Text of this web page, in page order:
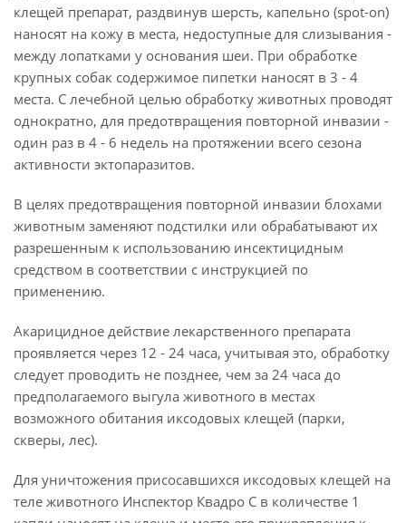
клещей препарат, раздвинув шерсть, капельно (spot-on)
наносят на кожу в места, недоступные для слизывания -
между лопатками у основания шеи. При обработке
крупных собак содержимое пипетки наносят в 3 - 4
места. С лечебной целью обработку животных проводят
однократно, для предотвращения повторной инвазии -
один раз в 4 - 6 недель на протяжении всего сезона
активности эктопаразитов.
В целях предотвращения повторной инвазии блохами
животным заменяют подстилки или обрабатывают их
разрешенным к использованию инсектицидным
средством в соответствии с инструкцией по
применению.
Акарицидное действие лекарственного препарата
проявляется через 12 - 24 часа, учитывая это, обработку
следует проводить не позднее, чем за 24 часа до
предполагаемого выгула животного в местах
возможного обитания иксодовых клещей (парки,
скверы, лес).
Для уничтожения присосавшихся иксодовых клещей на
теле животного Инспектор Квадро С в количестве 1